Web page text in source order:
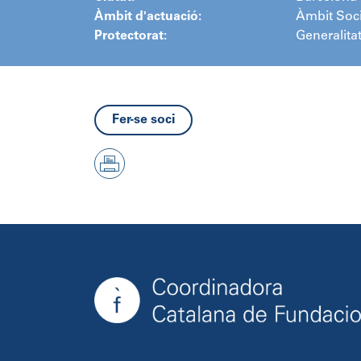
Àmbit d'actuació:
Àmbit
Protectorat:
Fer-se soci